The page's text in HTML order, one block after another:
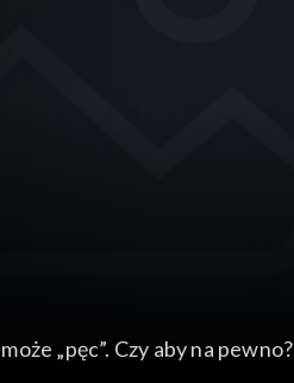
„pęc”. Czy aby na pewno?